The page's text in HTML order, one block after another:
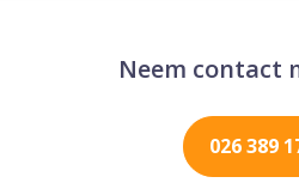
Neem contact
026 389